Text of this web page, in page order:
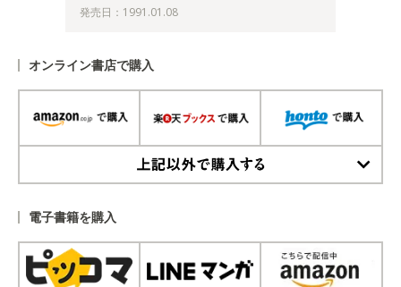
発売日：1991.01.08
オンライン書店で購入
電子書籍を購入